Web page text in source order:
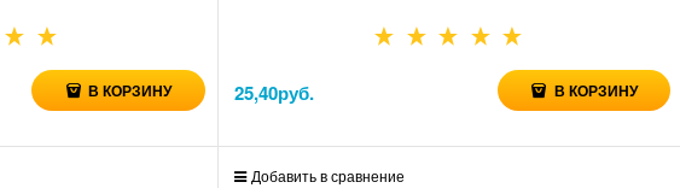
В КОРЗИНУ 25,40руб. В КОРЗИНУ
Добавить в сравнение